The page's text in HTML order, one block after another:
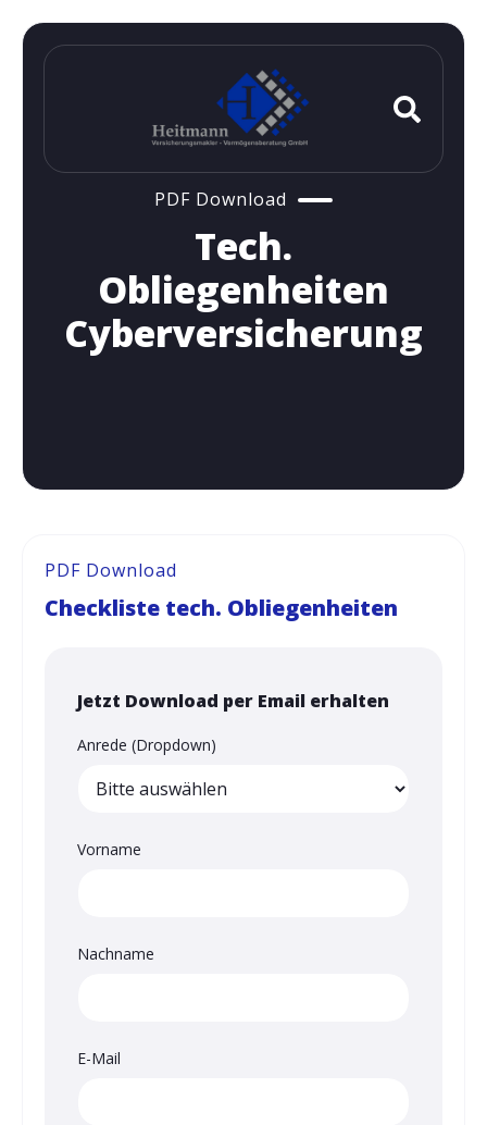
PDF Download
Tech.
Obliegenheiten
Cyberversicherung
PDF Download
Checkliste tech. Obliegenheiten
Jetzt Download per Email erhalten
Anrede (Dropdown)
Vorname
Nachname
E-Mail